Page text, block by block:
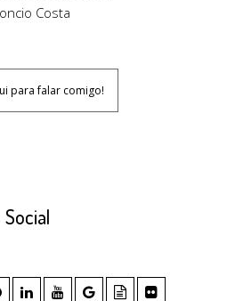
Costa
para falar comigo!
Social